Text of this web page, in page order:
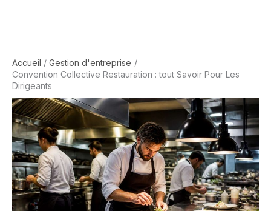
Accueil
Gestion d'entreprise
Convention Collective Restauration : tout Savoir Pour Les
Dirigeants